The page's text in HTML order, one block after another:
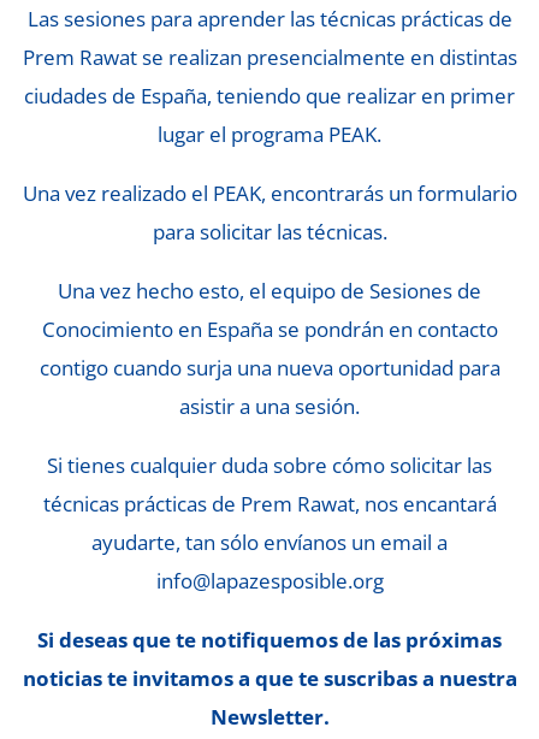
Las sesiones para aprender las técnicas prácticas de
Prem Rawat se realizan presencialmente en distintas
ciudades de España, teniendo que realizar en primer
lugar el programa PEAK.
Una vez realizado el PEAK, encontrarás un formulario
para solicitar las técnicas.
Una vez hecho esto, el equipo de Sesiones de
Conocimiento en España se pondrán en contacto
contigo cuando surja una nueva oportunidad para
asistir a una sesión.
Si tienes cualquier duda sobre cómo solicitar las
técnicas prácticas de Prem Rawat, nos encantará
ayudarte, tan sólo envíanos un email a
info@lapazesposible.org
Si deseas que te notifiquemos de las próximas
noticias te invitamos a que te suscribas a nuestra
Newsletter.